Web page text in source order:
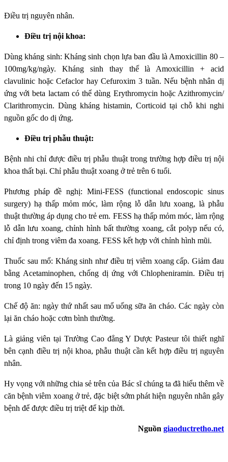
Điều trị nguyên nhân.
Điều trị nội khoa:
Dùng kháng sinh: Kháng sinh chọn lựa ban đầu là Amoxicillin 80 –
100mg/kg/ngày. Kháng sinh thay thế là Amoxicillin + acid
clavulinic hoặc Cefaclor hay Cefuroxim 3 tuần. Nếu bệnh nhân dị
ứng với beta lactam có thể dùng Erythromycin hoặc Azithromycin/
Clarithromycin. Dùng kháng histamin, Corticoid tại chỗ khi nghi
nguồn gốc do dị ứng.
Điều trị phẫu thuật:
Bệnh nhi chỉ được điều trị phẫu thuật trong trường hợp điều trị nội
khoa thất bại. Chỉ phẫu thuật xoang ở trẻ trên 6 tuổi.
Phương pháp đề nghị: Mini-FESS (functional endoscopic sinus
surgery) hạ thấp mỏm móc, làm rộng lỗ dẫn lưu xoang, là phẫu
thuật thường áp dụng cho trẻ em. FESS hạ thấp mỏm móc, làm rộng
lỗ dẫn lưu xoang, chỉnh hình bất thường xoang, cắt polyp nếu có,
chỉ định trong viêm đa xoang. FESS kết hợp với chỉnh hình mũi.
Thuốc sau mổ: Kháng sinh như điều trị viêm xoang cấp. Giảm đau
bằng Acetaminophen, chống dị ứng với Chlopheniramin. Điều trị
trong 10 ngày đến 15 ngày.
Chế độ ăn: ngày thứ nhất sau mổ uống sữa ăn cháo. Các ngày còn
lại ăn cháo hoặc cơm bình thường.
Là giảng viên tại Trường Cao đẳng Y Dược Pasteur tôi thiết nghĩ
bên cạnh điều trị nội khoa, phẫu thuật cần kết hợp điều trị nguyên
nhân.
Hy vọng với những chia sẻ trên của Bác sĩ chúng ta đã hiểu thêm về
căn bệnh viêm xoang ở trẻ, đặc biệt sớm phát hiện nguyên nhân gây
bệnh để được điều trị triệt để kịp thời.
Nguồn giaoductretho.net